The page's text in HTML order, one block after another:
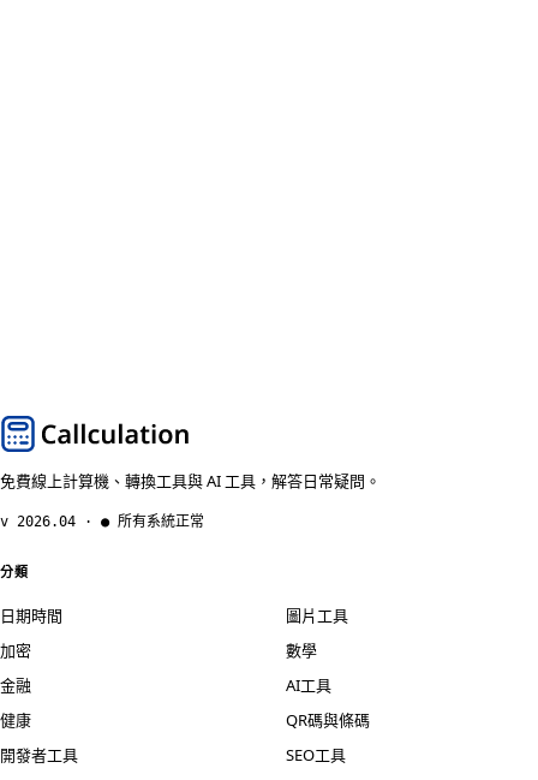
免費線上計算機、轉換工具與 AI 工具，解答日常疑問。
v 2026.04 · ● 所有系統正常
分類
日期時間
加密
金融
健康
開發者工具
圖片工具
數學
AI工具
QR碼與條碼
SEO工具